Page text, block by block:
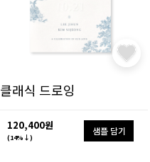
클래식 드로잉
120,400원
(14%↓)
샘플 담기